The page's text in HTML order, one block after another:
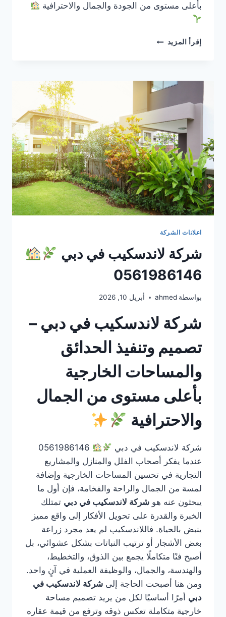
بأعلى مستوى من الجودة والجمال والاحترافية
إقرأ المزيد شركة
دبي
0561986146
اعلانات الشركة
شركة لاندسكيب في دبي
0561986146
بواسطة ahmed أبريل 10, 2026
شركة لاندسكيب في دبي –
تصميم وتنفيذ الحدائق
والمساحات الخارجية
بأعلى مستوى من الجمال
والاحترافية
شركة لاندسكيب في دبي
0561986146
عندما يفكر أصحاب الفلل والمنازل والمشاريع
التجارية في تحسين المساحات الخارجية وإضافة
لمسة من الجمال والراحة والفخامة، فإن أول ما
يبحثون عنه هو شركة لاندسكيب في دبي تمتلك
الخبرة والقدرة على تحويل الأفكار إلى واقع مميز
ينبض بالحياة. فاللاندسكيب لم يعد مجرد زراعة
بعض الأشجار أو ترتيب النباتات بشكل عشوائي، بل
أصبح فنًا متكاملًا يجمع بين الذوق، والتخطيط،
والهندسة، والجمال، والوظيفة العملية في آنٍ واحد.
ومن هنا أصبحت الحاجة إلى شركة لاندسكيب في
دبي أمرًا أساسيًا لكل من يريد تصميم مساحة
خارجية متكاملة تعكس ذوقه وترفع من قيمة عقاره